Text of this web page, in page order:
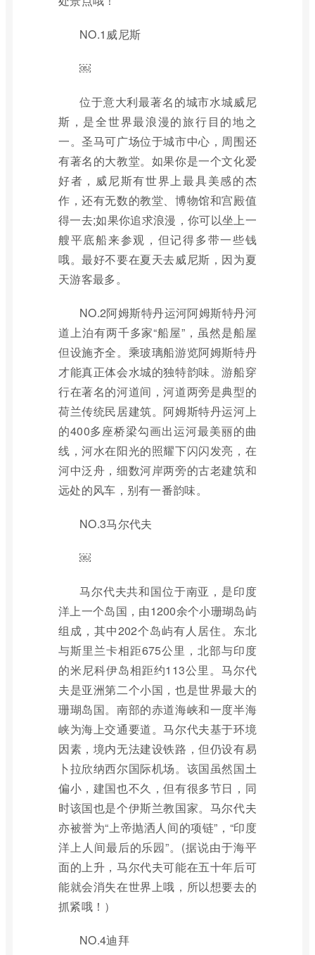
NO.1威尼斯
￼
位于意大利最著名的城市水城威尼
斯，是全世界最浪漫的旅行目的地之
一。圣马可广场位于城市中心，周围还
有著名的大教堂。如果你是一个文化爱
好者，威尼斯有世界上最具美感的杰
作，还有无数的教堂、博物馆和宫殿值
得一去;如果你追求浪漫，你可以坐上一
艘平底船来参观，但记得多带一些钱
哦。最好不要在夏天去威尼斯，因为夏
天游客最多。
NO.2阿姆斯特丹运河阿姆斯特丹河
道上泊有两千多家“船屋”，虽然是船屋
但设施齐全。乘玻璃船游览阿姆斯特丹
才能真正体会水城的独特韵味。游船穿
行在著名的河道间，河道两旁是典型的
荷兰传统民居建筑。阿姆斯特丹运河上
的400多座桥梁勾画出运河最美丽的曲
线，河水在阳光的照耀下闪闪发亮，在
河中泛舟，细数河岸两旁的古老建筑和
远处的风车，别有一番韵味。
NO.3马尔代夫
￼
马尔代夫共和国位于南亚，是印度
洋上一个岛国，由1200余个小珊瑚岛屿
组成，其中202个岛屿有人居住。东北
与斯里兰卡相距675公里，北部与印度
的米尼科伊岛相距约113公里。马尔代
夫是亚洲第二个小国，也是世界最大的
珊瑚岛国。南部的赤道海峡和一度半海
峡为海上交通要道。马尔代夫基于环境
因素，境内无法建设铁路，但仍设有易
卜拉欣纳西尔国际机场。该国虽然国土
偏小，建国也不久，但有很多节日，同
时该国也是个伊斯兰教国家。马尔代夫
亦被誉为“上帝抛洒人间的项链”，“印度
洋上人间最后的乐园”。(据说由于海平
面的上升，马尔代夫可能在五十年后可
能就会消失在世界上哦，所以想要去的
抓紧哦！）
NO.4迪拜